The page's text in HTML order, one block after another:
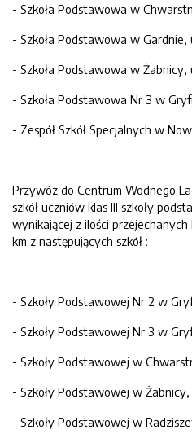
- Szkoła Podstawowa w
- Szkoła Podstawowa w Gardnie,
- Szkoła Podstawowa w Żabnicy,
- Szkoła Podstawowa Nr 3 w
- Zespół Szkół Specjalnych w
Przywóz do Centrum Wodnego
szkół uczniów klas III szkoły
wynikającej z ilości
km z następujących szkół :
- Szkoły Podstawowej Nr 2 w
- Szkoły Podstawowej Nr 3 w
- Szkoły Podstawowej w
- Szkoły Podstawowej w Żabnicy,
- Szkoły Podstawowej w